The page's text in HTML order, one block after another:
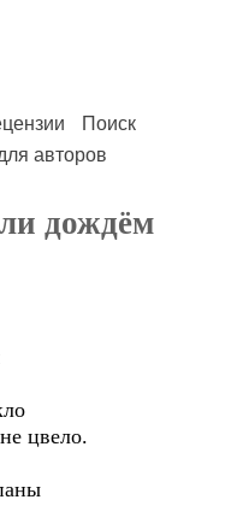
Поиск
авторов
дождём
цвело.